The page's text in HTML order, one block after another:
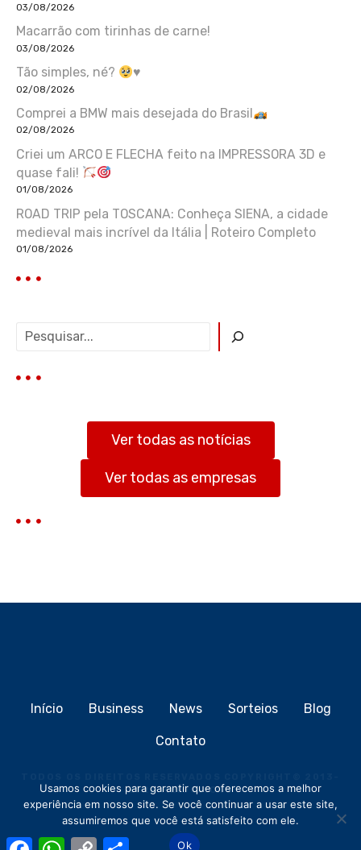
03/08/2026
Macarrão com tirinhas de carne!
03/08/2026
Tão simples, né? ♥️
02/08/2026
Comprei a BMW mais desejada do Brasil
02/08/2026
Criei um ARCO E FLECHA feito na IMPRESSORA 3D e
quase fali!
01/08/2026
ROAD TRIP pela TOSCANA: Conheça SIENA, a cidade
medieval mais incrível da Itália | Roteiro Completo
01/08/2026
q
Ver todas as notícias
Ver todas as empresas
Início Business News Sorteios Blog
Contato
2026MEIOCLICK®
F
W
C
Usamos cookies para garantir que oferecemos a melhor
experiência em nosso site. Se você continuar a usar este site,
assumiremos que você está satisfeito com ele.
Ok